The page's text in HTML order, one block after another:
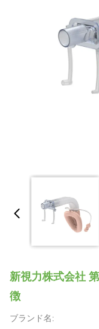
新視力株式会社
徴
ブランド名: